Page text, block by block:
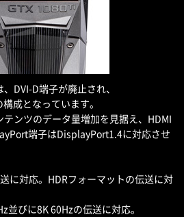
DVI-D端子が廃止され、
成となっています。
テンツのデータ量増加を見据え、HDMI
端子はDisplayPort1.4に対応させ
に対応。HDRフォーマットの伝送に対
並びに8K 60Hzの伝送に対応。